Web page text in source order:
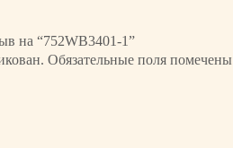
-
на “752WB3401-1”
Обязательные поля помечены